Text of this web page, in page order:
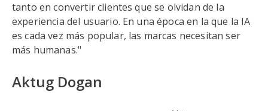
tanto en convertir clientes que se olvidan de la
experiencia del usuario. En una época en la que la IA
es cada vez más popular, las marcas necesitan ser
más humanas."
Aktug Dogan